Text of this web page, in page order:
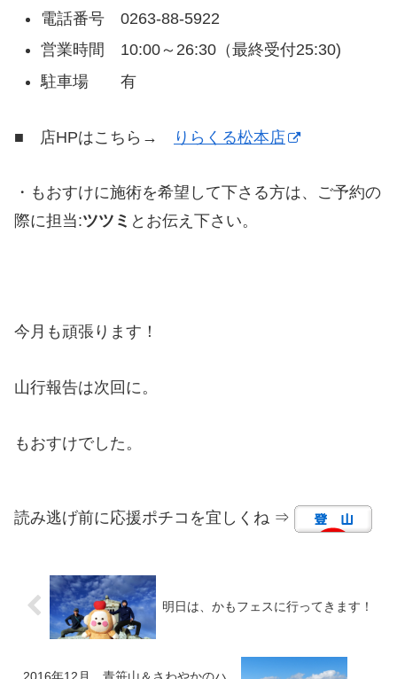
電話番号 0263-88-5922
営業時間 10:00～26:30（最終受付25:30)
駐車場 有
■ 店HPはこちら→ りらくる松本店
・もおすけに施術を希望して下さる方は、ご予約の
際に担当:ツツミ とお伝え下さい。
今月も頑張ります！
山行報告は次回に。
もおすけでした。
読み逃げ前に応援ポチコを宜しくね ⇒
明日は、かもフェスに行ってきます！